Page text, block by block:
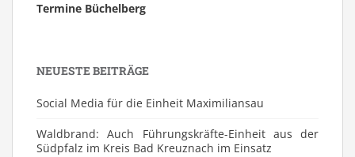
Termine Büchelberg
NEUESTE BEITRÄGE
Social Media für die Einheit Maximiliansau
Waldbrand: Auch Führungskräfte-Einheit aus der
Südpfalz im Kreis Bad Kreuznach im Einsatz